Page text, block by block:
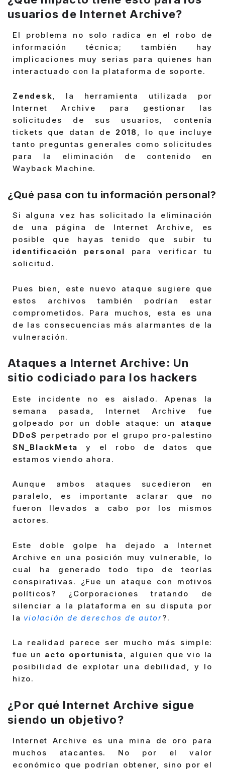
usuarios de Internet Archive?
El problema no solo radica en el robo de
información técnica; también hay
implicaciones muy serias para quienes han
interactuado con la plataforma de soporte.
Zendesk, la herramienta utilizada por
Internet Archive para gestionar las
solicitudes de sus usuarios, contenía
tickets que datan de 2018, lo que incluye
tanto preguntas generales como solicitudes
para la eliminación de contenido en
Wayback Machine.
¿Qué pasa con tu información personal?
Si alguna vez has solicitado la eliminación
de una página de Internet Archive, es
posible que hayas tenido que subir tu
identificación personal para verificar tu
solicitud.
Pues bien, este nuevo ataque sugiere que
estos archivos también podrían estar
comprometidos. Para muchos, esta es una
de las consecuencias más alarmantes de la
vulneración.
Ataques a Internet Archive: Un
sitio codiciado para los hackers
Este incidente no es aislado. Apenas la
semana pasada, Internet Archive fue
golpeado por un doble ataque: un ataque
DDoS perpetrado por el grupo pro-palestino
SN_BlackMeta
y el robo de datos que
estamos viendo ahora.
Aunque ambos ataques sucedieron en
paralelo, es importante aclarar que no
fueron llevados a cabo por los mismos
actores.
Este doble golpe ha dejado a Internet
Archive en una posición muy vulnerable, lo
cual ha generado todo tipo de teorías
conspirativas. ¿Fue un ataque con motivos
políticos? ¿Corporaciones tratando de
silenciar a la plataforma en su disputa por
la violación de derechos de autor?.
La realidad parece ser mucho más simple:
fue un acto oportunista, alguien que vio la
posibilidad de explotar una debilidad, y lo
hizo.
¿Por qué Internet Archive sigue
siendo un objetivo?
Internet Archive es una mina de oro para
muchos atacantes. No por el valor
económico que podrían obtener, sino por el